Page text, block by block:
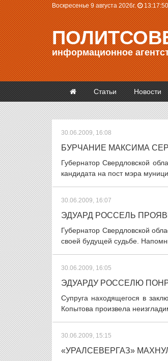
Воскресенье 9 августа 2026г. 13:17:51
информационное
Статьи Новости
30.06.2009, 16:08
БУРЧАНИЕ МАКСИМА
Губернатор Свердловской
кандидата на пост мэра
30.06.2009, 16:07
ЭДУАРД РОССЕЛЬ
Губернатор Свердловской
своей будущей судьбе.
30.06.2009, 16:05
ЭДУАРДУ РОССЕЛЮ
Супруга находящегося в
Копытова произвела
30.06.2009, 15:15
«УРАЛСЕВЕРГАЗ»